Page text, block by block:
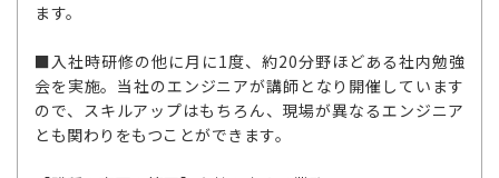
ます。
■入社時研修の他に月に1度、約20分野ほどある社内勉強
会を実施。当社のエンジニアが講師となり開催しています
ので、スキルアップはもちろん、現場が異なるエンジニア
とも関わりをもつことができます。